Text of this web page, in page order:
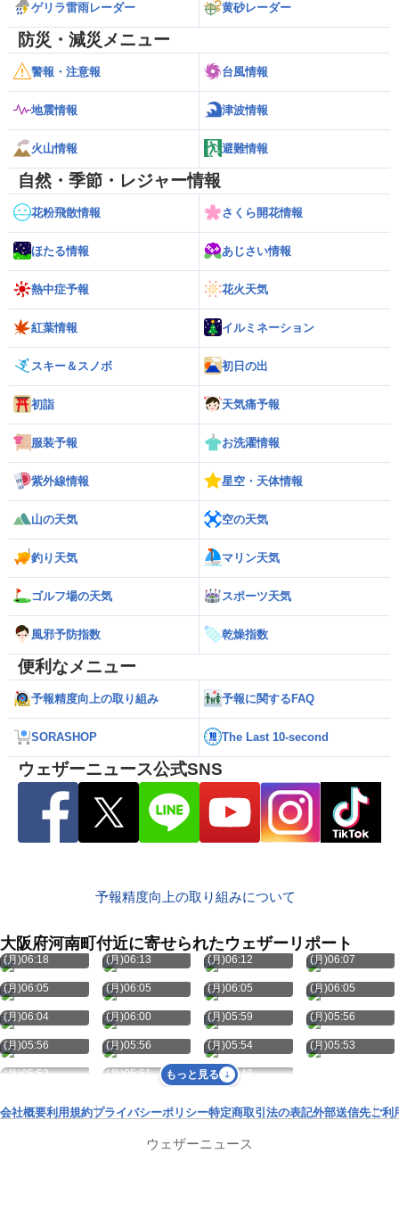
ゲリラ雷雨レーダー 黄砂レーダー
防災・減災メニュー
警報・注意報 台風情報
地震情報 津波情報
火山情報 避難情報
自然・季節・レジャー情報
花粉飛散情報 さくら開花情報
ほたる情報 あじさい情報
熱中症予報 花火天気
紅葉情報 イルミネーション
スキー＆スノボ 初日の出
初詣 天気痛予報
服装予報 お洗濯情報
紫外線情報 星空・天体情報
山の天気 空の天気
釣り天気 マリン天気
ゴルフ場の天気 スポーツ天気
風邪予防指数 乾燥指数
便利なメニュー
予報精度向上の取り組み 予報に関するFAQ
SORASHOP The Last 10-second
ウェザーニュース公式SNS
予報精度向上の取り組みについて
大阪府河南町付近に寄せられたウェザーリポート
8月10日
(月)06:18
8月10日
(月)06:13
8月10日
(月)06:12
8月10日
(月)06:07
8月10日
(月)06:05
8月10日
(月)06:05
8月10日
(月)06:05
8月10日
(月)06:05
8月10日
(月)06:04
8月10日
(月)06:00
8月10日
(月)05:59
8月10日
(月)05:56
8月10日
(月)05:56
8月10日
(月)05:56
8月10日
(月)05:54
8月10日
(月)05:53
8月10日
(月)05:52
8月10日
(月)05:51
8月10日
(月)05:49
もっと見る
会社概要利用規約プライバシーポリシー特定商取引法の表記外部送信先ご利
ウェザーニュース